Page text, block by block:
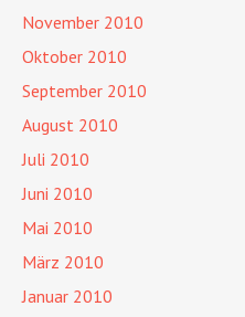
November 2010
Oktober 2010
September 2010
August 2010
Juli 2010
Juni 2010
Mai 2010
März 2010
Januar 2010